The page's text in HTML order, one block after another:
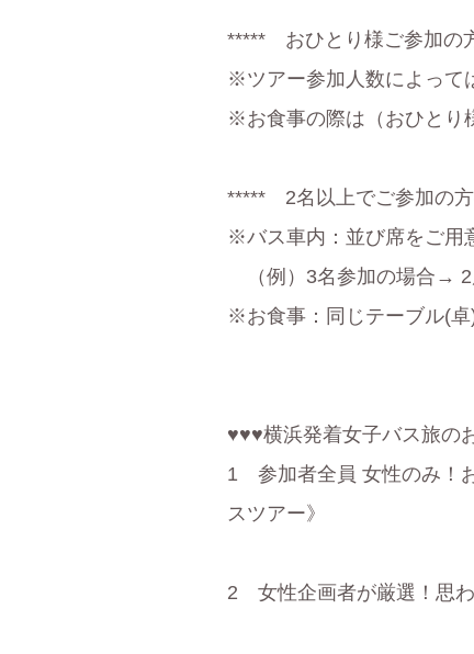
***** おひとり様ご参加
※ツアー参加人数によって
※お食事の際は（おひとり
***** 2名以上でご参加の
※バス車内：並び席をご用
（例）3名参加の場合→ 2
※お食事：同じテーブル(卓
♥♥♥横浜発着女子バス旅の
1 参加者全員 女性のみ！
スツアー》
2 女性企画者が厳選！思